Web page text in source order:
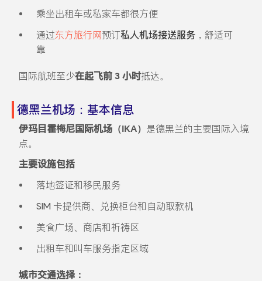
乘坐出租车或私家车都很方便
通过东方旅行网预订私人机场接送服务，舒适可
靠
国际航班至少在起飞前 3 小时抵达。
德黑兰机场：基本信息
伊玛目霍梅尼国际机场（IKA） 是德黑兰的主要国际入境
点。
主要设施包括
落地签证和移民服务
SIM 卡提供商、兑换柜台和自动取款机
美食广场、商店和祈祷区
出租车和叫车服务指定区域
城市交通选择：